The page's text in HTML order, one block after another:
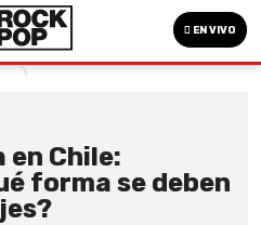
EN VIVO
en Chile:
forma se deben